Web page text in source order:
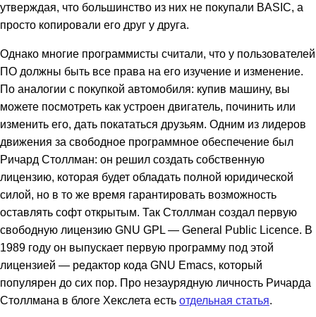
утверждая, что большинство из них не покупали BASIC, а
просто копировали его друг у друга.
Однако многие программисты считали, что у пользователей
ПО должны быть все права на его изучение и изменение.
По аналогии с покупкой автомобиля: купив машину, вы
можете посмотреть как устроен двигатель, починить или
изменить его, дать покататься друзьям. Одним из лидеров
движения за свободное программное обеспечение был
Ричард Столлман: он решил создать собственную
лицензию, которая будет обладать полной юридической
силой, но в то же время гарантировать возможность
оставлять софт открытым. Так Столлман создал первую
свободную лицензию GNU GPL — General Public Licence. В
1989 году он выпускает первую программу под этой
лицензией — редактор кода GNU Emacs, который
популярен до сих пор. Про незаурядную личность Ричарда
Столлмана в блоге Хекслета есть отдельная статья.